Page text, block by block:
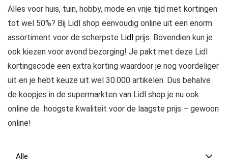
Alles voor huis, tuin, hobby, mode en vrije tijd met kortingen
tot wel 50%? Bij Lidl shop eenvoudig online uit een enorm
assortiment voor de scherpste Lidl prijs. Bovendien kun je
ook kiezen voor avond bezorging! Je pakt met deze Lidl
kortingscode een extra korting waardoor je nog voordeliger
uit en je hebt keuze uit wel 30.000 artikelen. Dus behalve
de koopjes in de supermarkten van Lidl shop je nu ook
online de hoogste kwaliteit voor de laagste prijs – gewoon
online!
Alle